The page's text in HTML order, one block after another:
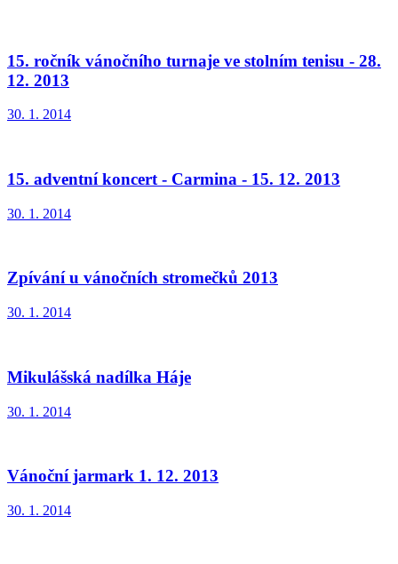
15. ročník vánočního turnaje ve stolním tenisu - 28.
12. 2013
30. 1. 2014
15. adventní koncert - Carmina - 15. 12. 2013
30. 1. 2014
Zpívání u vánočních stromečků 2013
30. 1. 2014
Mikulášská nadílka Háje
30. 1. 2014
Vánoční jarmark 1. 12. 2013
30. 1. 2014